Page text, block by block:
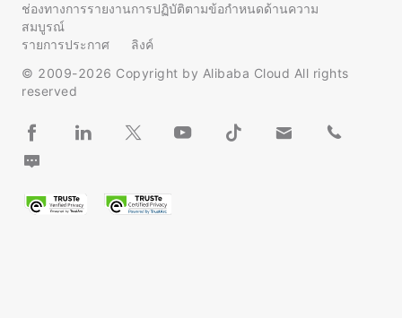
ช่องทางการรายงานการปฏิบัติตามข้อกำหนดด้านความ
สมบูรณ์
รายการประกาศ
ลิงค์
© 2009-2026 Copyright by Alibaba Cloud All rights
reserved